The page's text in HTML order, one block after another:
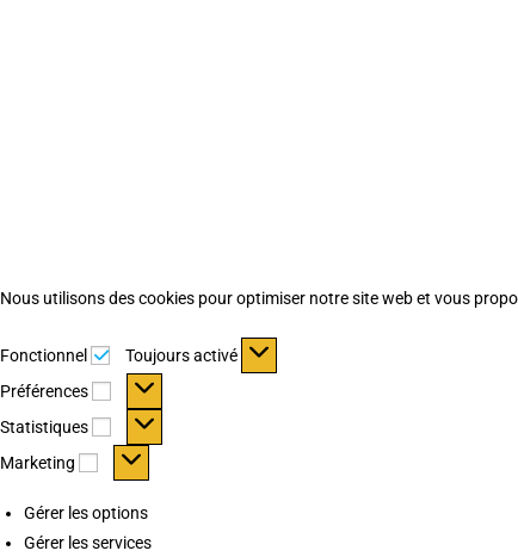
Nous utilisons des cookies pour optimiser notre site web et vous
Fonctionnel Fonctionnel
Toujours activé
Préférences
Préférences
Statistiques Statistiques
Marketing Marketing
Gérer les options
Gérer les services